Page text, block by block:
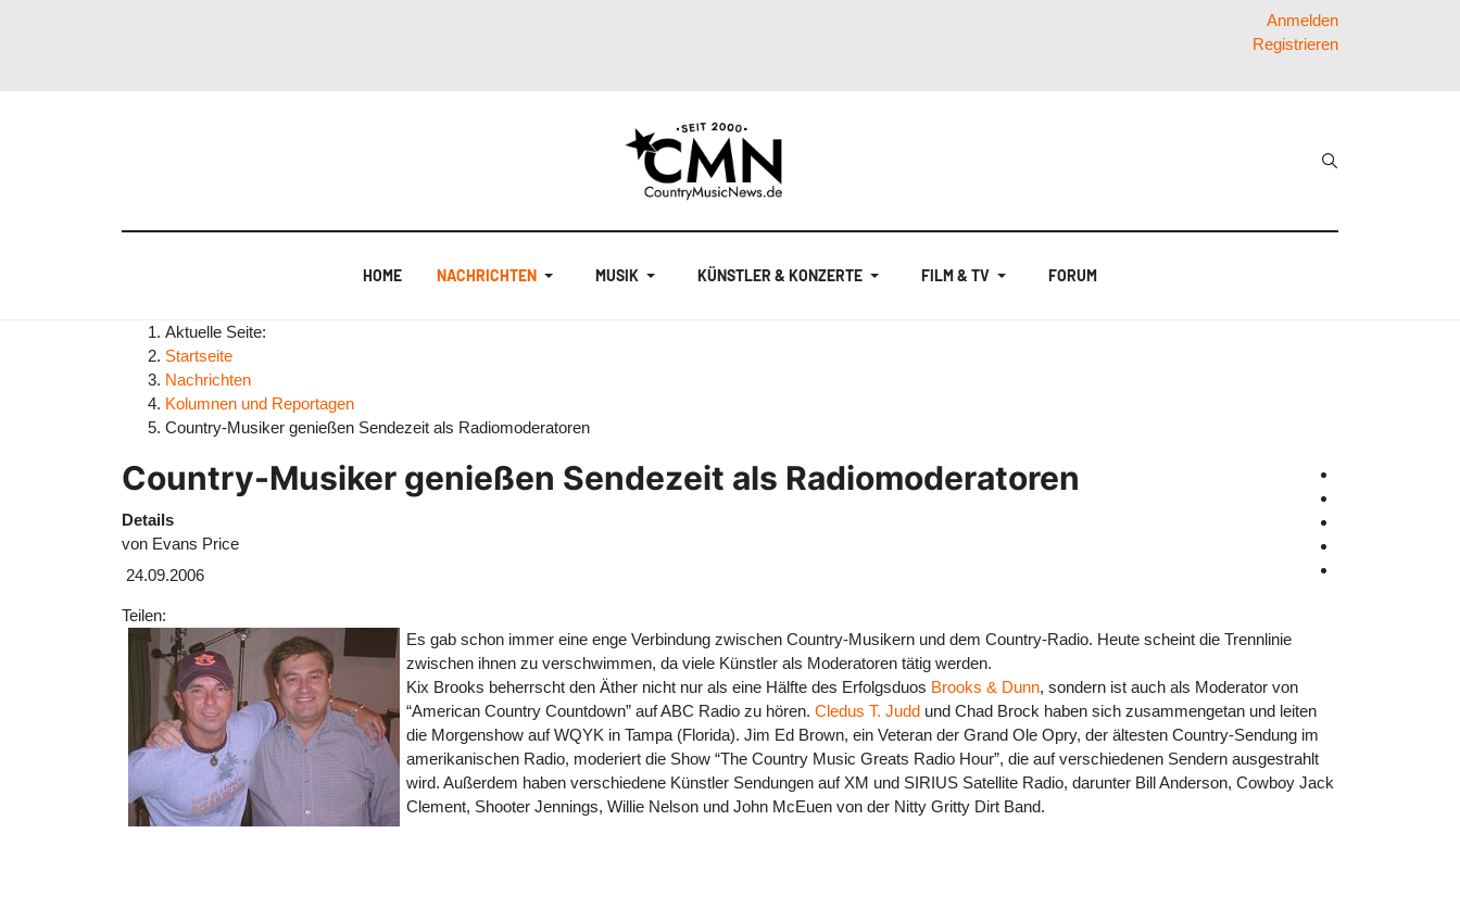
Anmelden
Registrieren
HOME NACHRICHTEN MUSIK KÜNSTLER & KONZERTE FILM & TV FORUM
Aktuelle Seite:
Startseite
Nachrichten
Kolumnen und Reportagen
Country-Musiker genießen Sendezeit als Radiomoderatoren
Country-Musiker genießen Sendezeit als Radiomoderatoren
Details
von Evans Price
24.09.2006
Teilen:
Es gab schon immer eine enge Verbindung zwischen Country-Musikern und dem Country-Radio. Heute scheint die Trennlinie
zwischen ihnen zu verschwimmen, da viele Künstler als Moderatoren tätig werden.
Kix Brooks beherrscht den Äther nicht nur als eine Hälfte des Erfolgsduos Brooks & Dunn, sondern ist auch als Moderator von
“American Country Countdown” auf ABC Radio zu hören. Cledus T. Judd und Chad Brock haben sich zusammengetan und leiten
die Morgenshow auf WQYK in Tampa (Florida). Jim Ed Brown, ein Veteran der Grand Ole Opry, der ältesten Country-Sendung im
amerikanischen Radio, moderiert die Show “The Country Music Greats Radio Hour”, die auf verschiedenen Sendern ausgestrahlt
wird. Außerdem haben verschiedene Künstler Sendungen auf XM und SIRIUS Satellite Radio, darunter Bill Anderson, Cowboy Jack
Clement, Shooter Jennings, Willie Nelson und John McEuen von der Nitty Gritty Dirt Band.